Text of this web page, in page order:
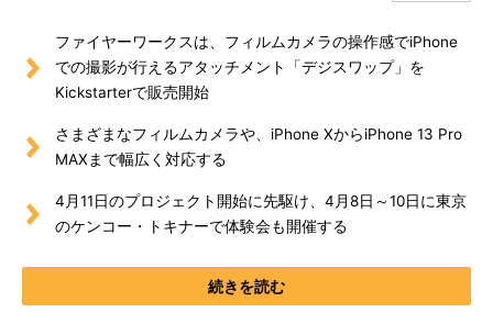
ファイヤーワークスは、フィルムカメラの操作感でiPhone
での撮影が行えるアタッチメント「デジスワップ」を
Kickstarterで販売開始
さまざまなフィルムカメラや、iPhone XからiPhone 13 Pro
MAXまで幅広く対応する
4月11日のプロジェクト開始に先駆け、4月8日～10日に東京
のケンコー・トキナーで体験会も開催する
続きを読む